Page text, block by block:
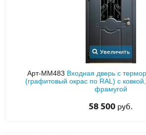
Увеличить
Арт-ММ483 Входная дверь с
(графитовый окрас по RAL) с
фрамугой
58 500 руб.